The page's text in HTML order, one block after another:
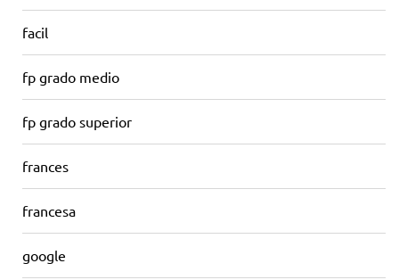
facil
fp grado medio
fp grado superior
frances
francesa
google